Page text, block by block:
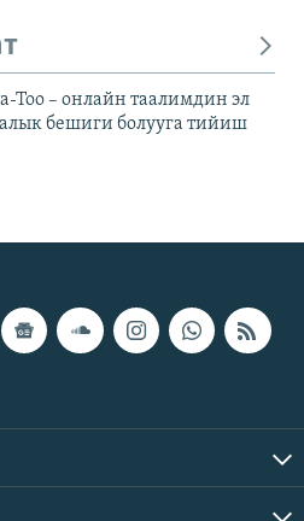
Тоо – онлайн таалимдин эл
бешиги болууга тийиш